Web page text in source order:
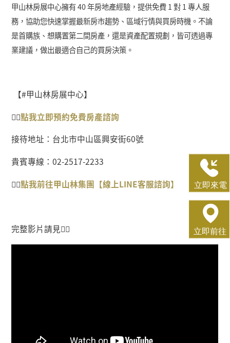
甲山林房展中心擁有40年房地產經驗，提供免費1對1專人服
務，協助您快速掌握最新房市趨勢、區域行情與買房時機。不論
是首購族、想購置第二間房產，還是資產配置規劃，皆可透過專
業建議，做出最適合自己的買房決策。
【#甲山林房展中心】
👉🏻點我立即預約免費房產諮詢
接待地址：台北市中山區興安街60號
貴賓專線：02-2517-2233
👉🏻點我前往甲山林集團【線上LINE客服諮詢】
完整影片請見👇🏻